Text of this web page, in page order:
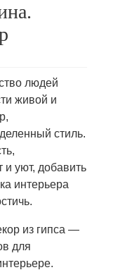
людей
живой и
стиль.
и уют, добавить
интерьера
из гипса —
для